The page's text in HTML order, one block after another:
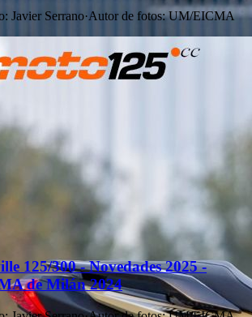
: Javier Serrano·Autor de fotos: UM/EICMA
125/300 - Novedades 2025 -
de Milán 2024